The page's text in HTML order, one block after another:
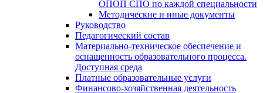
ОПОП СПО по каждой специальности
Методические и иные документы
Руководство
Педагогический состав
Материально-техническое обеспечение и
оснащенность образовательного процесса.
Доступная среда
Платные образовательные услуги
Финансово-хозяйственная деятельность